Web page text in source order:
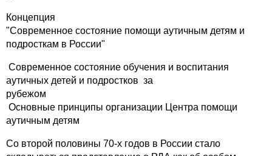
Концепция
"Современное состояние помощи аутичным детям и
подросткам в России"
Современное состояние обучения и воспитания
аутичных детей и подростков за
рубежом
Основные принципы организации Центра помощи
аутичным детям
Со второй половины 70-х годов в России стало